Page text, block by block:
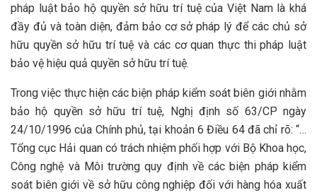
pháp luật bảo hộ quyền sở hữu trí tuệ của Việt Nam là khá
đầy đủ và toàn diện, đảm bảo cơ sở pháp lý để các chủ sở
hữu quyền sở hữu trí tuệ và các cơ quan thực thi pháp luật
bảo vệ hiệu quả quyền sở hữu trí tuệ.
Trong việc thực hiện các biện pháp kiểm soát biên giới nhằm
bảo hộ quyền sở hữu trí tuệ, Nghị định số 63/CP ngày
24/10/1996 của Chính phủ, tại khoản 6 Điều 64 đã chỉ rõ: “…
Tổng cục Hải quan có trách nhiệm phối hợp với Bộ Khoa học,
Công nghệ và Môi trường quy định về các biện pháp kiểm
soát biên giới về sở hữu công nghiệp đối với hàng hóa xuất